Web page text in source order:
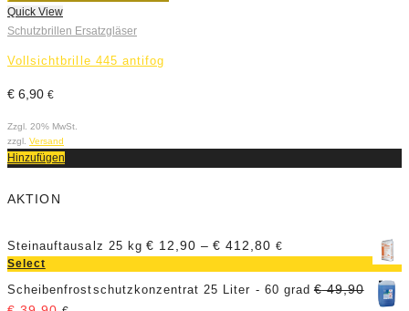
Quick View
Schutzbrillen Ersatzgläser
Vollsichtbrille 445 antifog
€ 6,90 €
Zzgl. 20% MwSt.
zzgl. Versand
Hinzufügen
AKTION
Steinauftausalz 25 kg € 12,90 –€ 412,80 €
Select
Scheibenfrostschutzkonzentrat 25 Liter - 60 grad €49,90